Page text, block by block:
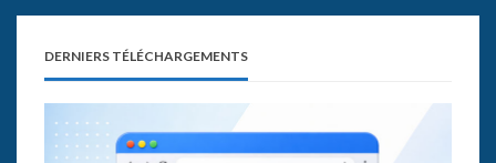
DERNIERS TÉLÉCHARGEMENTS